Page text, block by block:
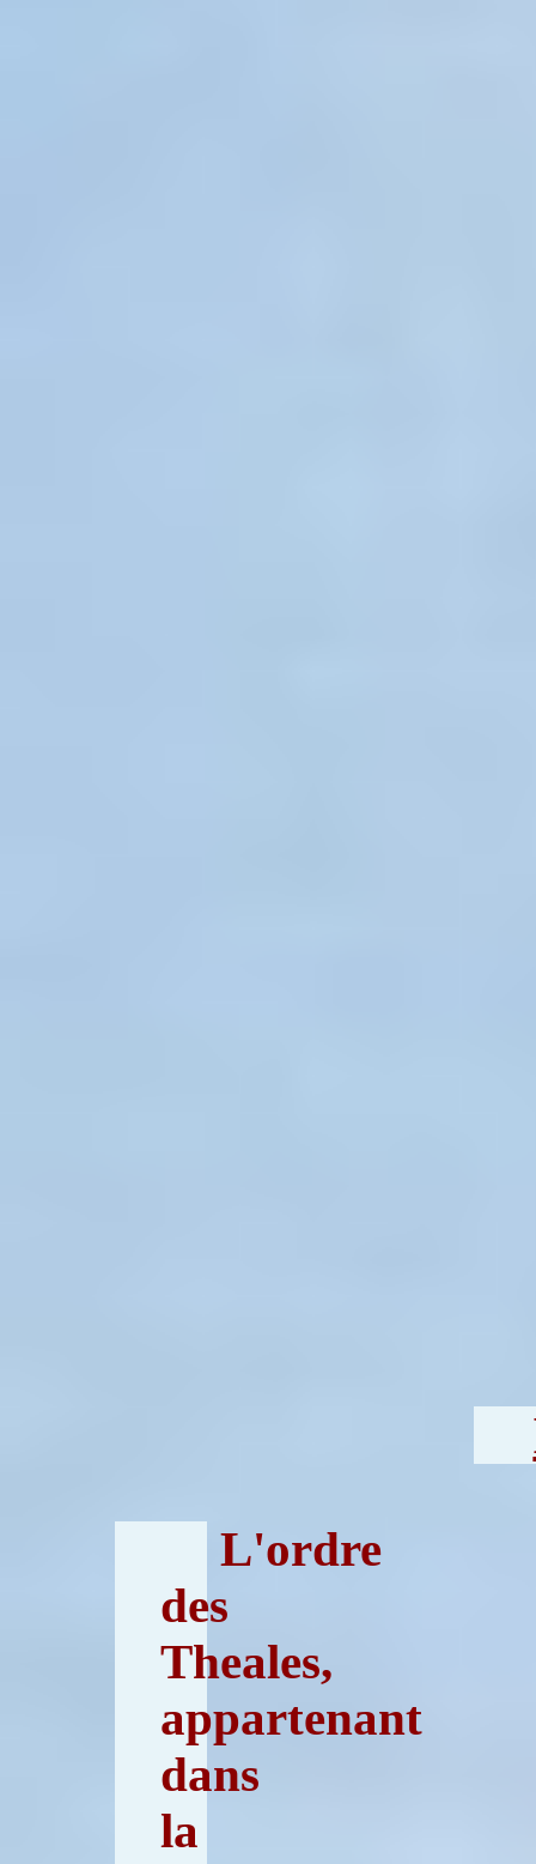
L'ordre
des
Theales,
appartenant
dans
la